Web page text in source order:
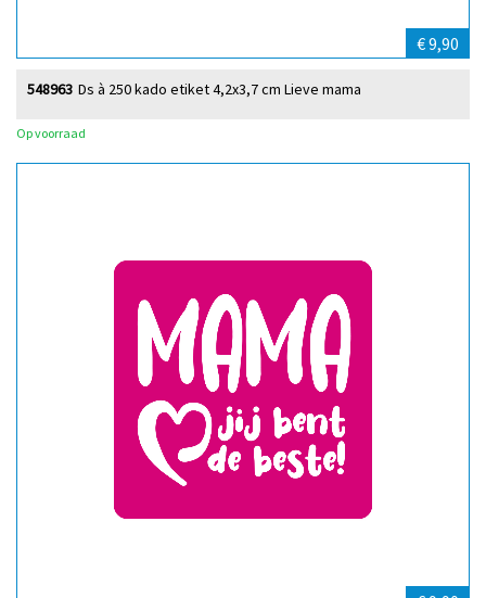
€ 9,90
Ds à 250 kado etiket 4,2x3,7 cm Lieve mama
548963
Op voorraad